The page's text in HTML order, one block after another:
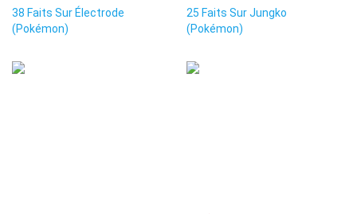
38 Faits Sur Électrode
(Pokémon)
25 Faits Sur Jungko
(Pokémon)